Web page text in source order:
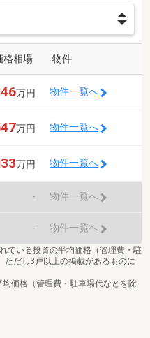
格相場 物件
万円 物件一覧へ
万円 物件一覧へ
万円 物件一覧へ
- 物件一覧へ
- 物件一覧へ
ている投資の平均価格（管理費・駐
ただし3戸以上の掲載があるものに
価格（管理費・駐車場代などを除